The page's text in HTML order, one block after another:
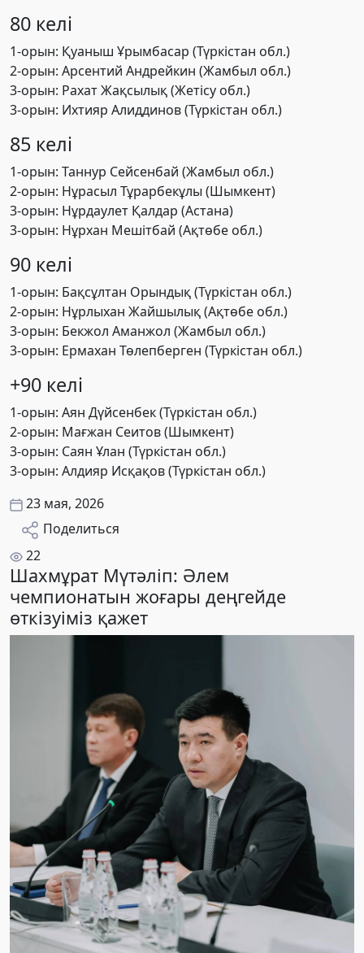
80 келі
1-орын: Қуаныш Ұрымбасар (Түркістан обл.)
2-орын: Арсентий Андрейкин (Жамбыл обл.)
3-орын: Рахат Жақсылық (Жетісу обл.)
3-орын: Ихтияр Алиддинов (Түркістан обл.)
85 келі
1-орын: Таннур Сейсенбай (Жамбыл обл.)
2-орын: Нұрасыл Тұрарбекұлы (Шымкент)
3-орын: Нұрдаулет Қалдар (Астана)
3-орын: Нұрхан Мешітбай (Ақтөбе обл.)
90 келі
1-орын: Бақсұлтан Орындық (Түркістан обл.)
2-орын: Нұрлыхан Жайшылық (Ақтөбе обл.)
3-орын: Бекжол Аманжол (Жамбыл обл.)
3-орын: Ермахан Төлепберген (Түркістан обл.)
+90 келі
1-орын: Аян Дүйсенбек (Түркістан обл.)
2-орын: Мағжан Сеитов (Шымкент)
3-орын: Саян Ұлан (Түркістан обл.)
3-орын: Алдияр Исқақов (Түркістан обл.)
23 мая, 2026
Поделиться
22
Шахмұрат Мүтәліп: Әлем
чемпионатын жоғары деңгейде
өткізуіміз қажет